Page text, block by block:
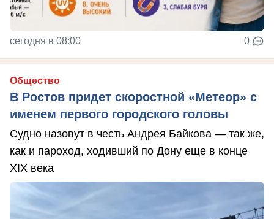
сегодня в 08:00 0
Общество
В Ростов придет скоростной «Метеор» с
именем первого городского головы
Судно назовут в честь Андрея Байкова — так же,
как и пароход, ходивший по Дону еще в конце
XIX века